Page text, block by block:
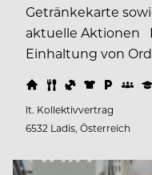
Getränkekarte
aktuelle Aktionen
Einhaltung von
lt. Kollektivvertrag
6532 Ladis, Österreich